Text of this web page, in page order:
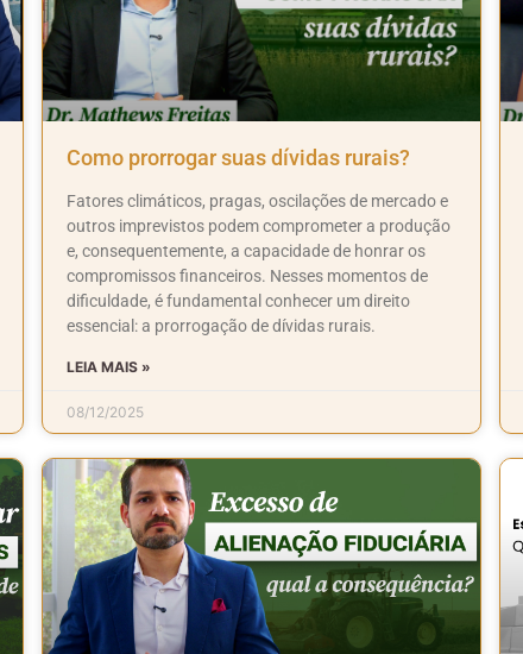
Como prorrogar suas dívidas rurais?
Fatores climáticos, pragas, oscilações de mercado e
outros imprevistos podem comprometer a produção
e, consequentemente, a capacidade de honrar os
compromissos financeiros. Nesses momentos de
dificuldade, é fundamental conhecer um direito
essencial: a prorrogação de dívidas rurais.
LEIA MAIS »
08/12/2025